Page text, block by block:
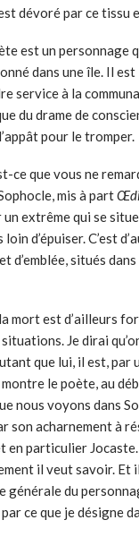
dévoré par ce tissu
est un personnage
dans une île. Il
service à la
du drame de
pour le tromper.
ce que vous ne
mis à part
extrême qui se
d’épuiser. C’est
d’emblée, situés
mort est d’ailleurs
Je dirai
que lui, il est, par
le poète, au
nous voyons dans
son acharnement à
en particulier
il veut savoir.
générale du
ce que je désigne